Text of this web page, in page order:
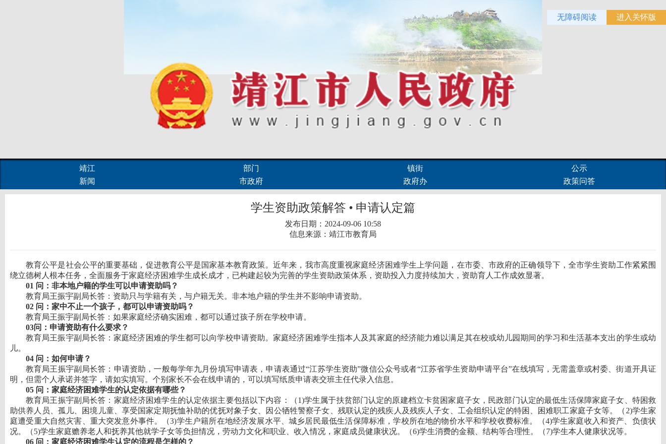
进入关怀版
无障碍阅读
靖江 部门 镇街
公示
新闻
市政府 政府办 政策问答
学生资助政策解答 • 申请认定篇
发布日期：2024-09-06 10:58
信息来源：靖江市教育局
教育公平是社会公平的重要基础，促进教育公平是国家基本教育政策。近年来，我市高度重视家庭经济困难学生上学问题，在市委、市政府的正确领导下，全市学生资助工作紧紧围
绕立德树人根本任务，全面服务于家庭经济困难学生成长成才，已构建起较为完善的学生资助政策体系，资助投入力度持续加大，资助育人工作成效显著。
01 问：非本地户籍的学生可以申请资助吗？
教育局王振宇副局长答：资助只与学籍有关，与户籍无关。非本地户籍的学生并不影响申请资助。
02 问：家中不止一个孩子，都可以申请资助吗？
教育局王振宇副局长答：如果家庭经济确实困难，都可以通过孩子所在学校申请。
03问：申请资助有什么要求？
教育局王振宇副局长答：家庭经济困难的学生都可以向学校申请资助。家庭经济困难学生指本人及其家庭的经济能力难以满足其在校或幼儿园期间的学习和生活基本支出的学生或幼
儿。
04 问：如何申请？
教育局王振宇副局长答：申请资助，一般每学年九月份填写申请表，申请表通过“江苏学生资助”微信公众号或者“江苏省学生资助申请平台”在线填写，无需盖章或村委、街道开具证
明，但需个人承诺并签字，请如实填写。个别家长不会在线申请的，可以填写纸质申请表交班主任代录入信息。
05 问：家庭经济困难学生的认定依据有哪些？
教育局王振宇副局长答：家庭经济困难学生的认定依据主要包括以下内容：（1)学生属于扶贫部门认定的原建档立卡贫困家庭子女，民政部门认定的最低生活保障家庭子女、特困救
助供养人员、孤儿、困境儿童、享受国家定期抚恤补助的优抚对象子女、因公牺牲警察子女、残联认定的残疾人及残疾人子女、工会组织认定的特困、困难职工家庭子女等。（2)学生家
庭遭受重大自然灾害、重大突发意外事件。（3)学生户籍所在地经济发展水平、城乡居民最低生活保障标准，学校所在地的物价水平和学校收费标准。（4)学生家庭收入和资产、负债状
况。（5)学生家庭赡养老人和抚养其他就学子女等负担情况，劳动力文化和职业、收入情况，家庭成员健康状况。（6)学生消费的金额、结构等合理性。（7)学生本人健康状况等。
06 问：家庭经济困难学生认定的流程是怎样的？